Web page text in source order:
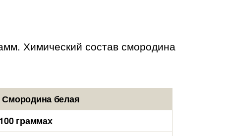
Химический состав смородина
белая
граммах